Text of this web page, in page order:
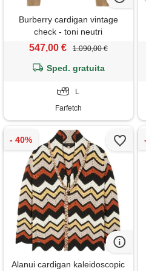
Burberry cardigan vintage
check - toni neutri
547,00 € 1.090,00 €
Sped. gratuita
L
Farfetch
Alanui cardigan kaleidoscopic